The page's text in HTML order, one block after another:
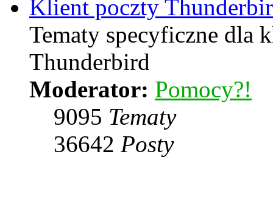
Klient poczty
Tematy specyficzne dla
Thunderbird
Moderator: Pomocy?!
9095 Tematy
36642 Posty